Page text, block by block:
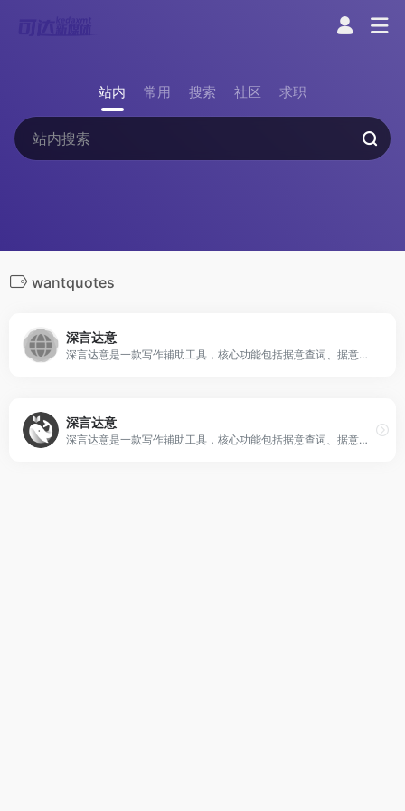
站内 常用 搜索 社区 求职
wantquotes
深言达意
深言达意是一款写作辅助工具，核心功能包括据意查词、据意查句。根据模糊的描述，找到贴切的词语和名言佳句，支持汉英双语。深言达意基于最先进的人工智能算法实现，由深言科技出品。
深言达意
深言达意是一款写作辅助工具，核心功能包括据意查词、据意查句。根据模糊的描述，找到贴切的词语和名言佳句，支持汉英双语。深言达意基于最先进的人工智能算法实现，由深言科技出品。